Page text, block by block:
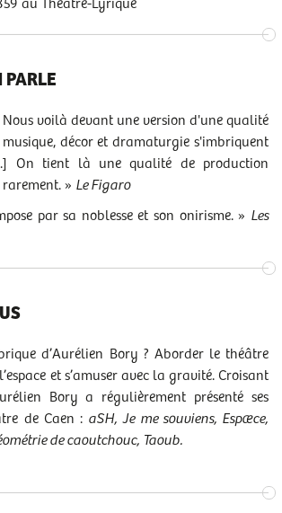
au Théâtre-Lyrique
PARLE
Nous voilà devant une version d'une qualité
décor et dramaturgie s'imbriquent
On tient là une qualité de production
» Le Figaro
par sa noblesse et son onirisme. » Les
d’Aurélien Bory ? Aborder le théâtre
et s’amuser avec la gravité. Croisant
Bory a régulièrement présenté ses
de Caen : aSH, Je me souviens, Espæce,
de caoutchouc, Taoub.